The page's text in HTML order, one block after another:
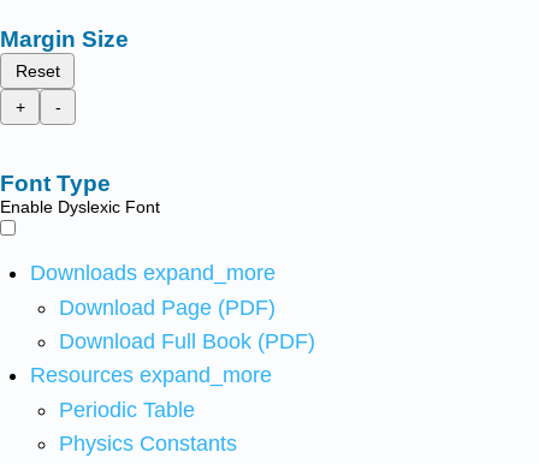
Margin Size
Reset
+
-
Font Type
Enable Dyslexic Font
Downloads expand_more
Download Page (PDF)
Download Full Book (PDF)
Resources expand_more
Periodic Table
Physics Constants